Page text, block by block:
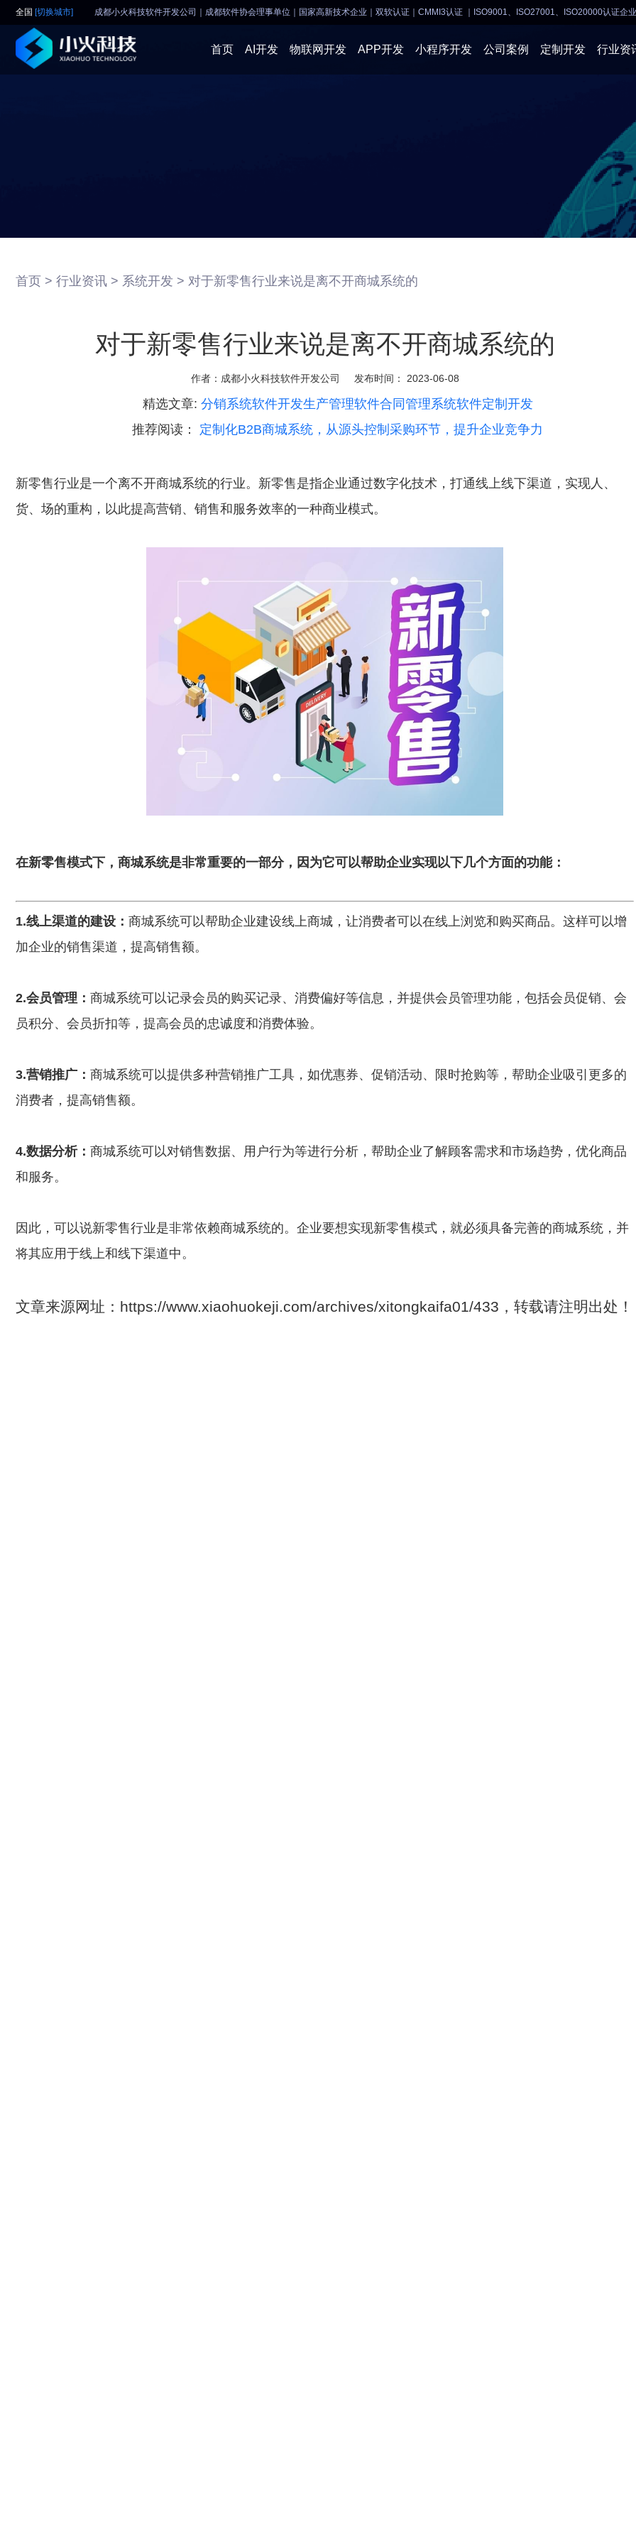
全国 [切换城市] 成都小火科技软件开发公司｜成都软件协会理事单位 国家高新技术企业｜双软认证｜CMMI3认证 ｜ISO9001、ISO27001、ISO20000认证企业
首页 AI开发 物联网开发 APP开发 小程序开发 公司案例 定制开发 行业资
小程序
系统开发
物联网
网站建设
企业经营
商业行情
首页 > 行业资讯 > 系统开发 > 对于新零售行业来说是离不开商城系统的
对于新零售行业来说是离不开商城系统的
作者： 成都小火科技软件开发公司 发布时间： 2023-06-08
精选文章: 分销系统软件开发生产管理软件合同管理系统软件定制开发
推荐阅读： 定制化B2B商城系统，从源头控制采购环节，提升企业竞争力
新零售行业是一个离不开商城系统的行业。新零售是指企业通过数字化技术，打通线上线下渠道，实现人、
货、场的重构，以此提高营销、销售和服务效率的一种商业模式。
在新零售模式下，商城系统是非常重要的一部分，因为它可以帮助企业实现以下几个方面的功能：
1.线上渠道的建设： 商城系统可以帮助企业建设线上商城，让消费者可以在线上浏览和购买商品。这样可以增
加企业的销售渠道，提高销售额。
2.会员管理： 商城系统可以记录会员的购买记录、消费偏好等信息，并提供会员管理功能，包括会员促销、会
员积分、会员折扣等，提高会员的忠诚度和消费体验。
3.营销推广： 商城系统可以提供多种营销推广工具，如优惠券、促销活动、限时抢购等，帮助企业吸引更多的
消费者，提高销售额。
4.数据分析： 商城系统可以对销售数据、用户行为等进行分析，帮助企业了解顾客需求和市场趋势，优化商品
和服务。
因此，可以说新零售行业是非常依赖商城系统的。企业要想实现新零售模式，就必须具备完善的商城系统，并
将其应用于线上和线下渠道中。
文章来源网址：https://www.xiaohuokeji.com/archives/xitongkaifa01/433，转载请注明出处！